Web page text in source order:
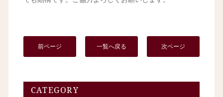
前ページ 一覧へ戻る 次ページ
CATEGORY